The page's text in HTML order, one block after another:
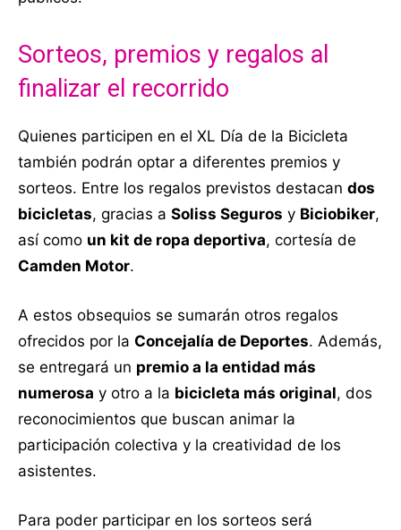
Sorteos, premios y regalos al
finalizar el recorrido
Quienes participen en el XL Día de la Bicicleta
también podrán optar a diferentes premios y
sorteos. Entre los regalos previstos destacan dos
bicicletas, gracias a Soliss Seguros y Biciobiker,
así como un kit de ropa deportiva, cortesía de
Camden Motor.
A estos obsequios se sumarán otros regalos
ofrecidos por la Concejalía de Deportes. Además,
se entregará un premio a la entidad más
numerosa y otro a la bicicleta más original, dos
reconocimientos que buscan animar la
participación colectiva y la creatividad de los
asistentes.
Para poder participar en los sorteos será